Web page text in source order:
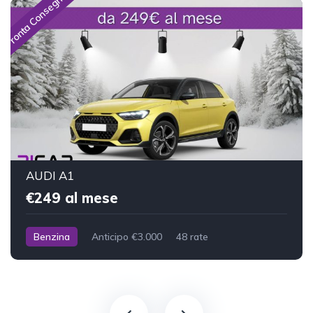
Pronta Consegna
AUDI A1
€249 al mese
Benzina Anticipo €3.000 48 rate